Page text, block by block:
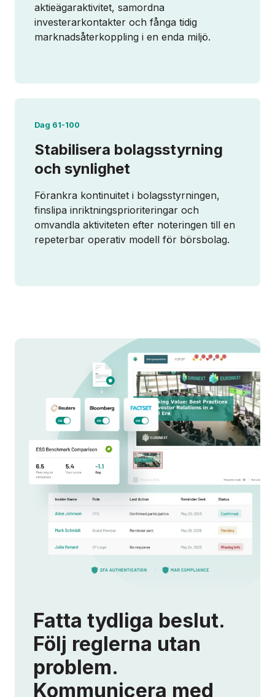
aktieägaraktivitet, samordna
investerarkontakter och fånga tidig
marknadsåterkoppling i en enda miljö.
Dag 61-100
Stabilisera bolagsstyrning
och synlighet
Förankra kontinuitet i bolagsstyrningen,
finslipa inriktningsprioriteringar och
omvandla aktiviteten efter noteringen till en
repeterbar operativ modell för börsbolag.
Fatta tydliga beslut.
Följ reglerna utan
problem.
Kommunicera med